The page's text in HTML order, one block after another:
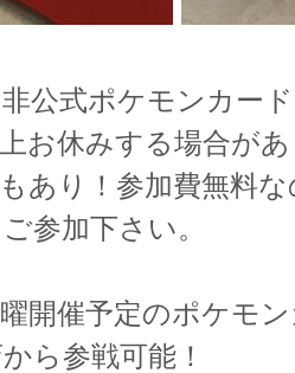
公式ポケモンカー
お休みする場合が
あり！参加費無料
参加下さい。
曜開催予定のポケモ
ら参戦可能！